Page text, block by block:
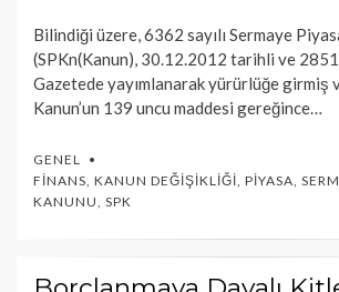
Bilindiği üzere, 6362 sayılı Sermaye
(SPKn(Kanun), 30.12.2012 tarihli ve
Gazetede yayımlanarak yürürlüğe girmiş
Kanun’un 139 uncu maddesi gereğince…
GENEL
FINANS KANUN DEĞIŞIKLIĞI PIYASA
KANUNU SPK